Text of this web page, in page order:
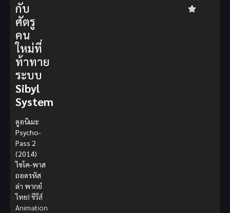
กับ
ศัตรู
คน
ใหม่ที่
ท้าทาย
ระบบ
Sibyl
System
ดูอนิเมะ
Psycho-
Pass 2
(2014)
ไซโค-พาส
ถอดรหัส
ล่า พากย์
ไทย! ซีรีส์
Animation